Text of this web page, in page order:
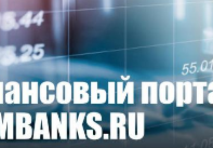
Смотреть проект